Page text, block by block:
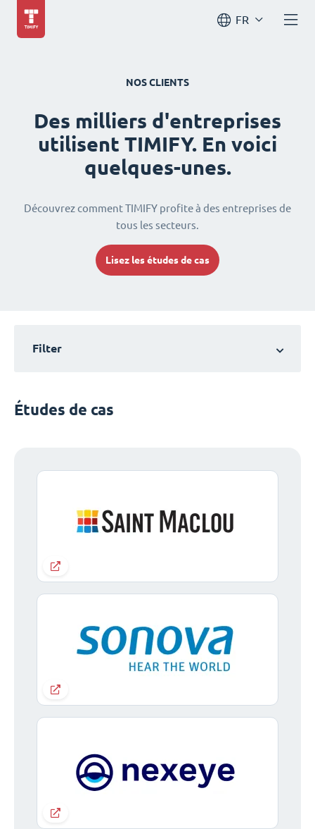
FR
NOS CLIENTS
Des milliers d'entreprises
utilisent TIMIFY. En voici
quelques-unes.
Découvrez comment TIMIFY profite à des entreprises de
tous les secteurs.
Lisez les études de cas
Filter
Études de cas